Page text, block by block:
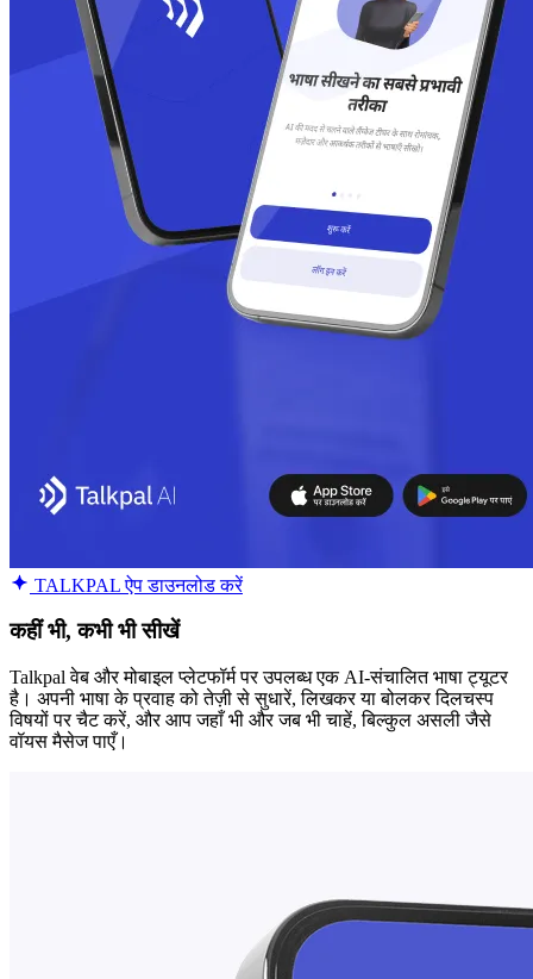
TALKPAL ऐप डाउनलोड करें
कहीं भी, कभी भी सीखें
Talkpal वेब और मोबाइल प्लेटफॉर्म पर उपलब्ध एक AI-संचालित भाषा ट्यूटर
है। अपनी भाषा के प्रवाह को तेज़ी से सुधारें, लिखकर या बोलकर दिलचस्प
विषयों पर चैट करें, और आप जहाँ भी और जब भी चाहें, बिल्कुल असली जैसे
वॉयस मैसेज पाएँ।